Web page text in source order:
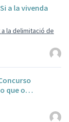
a la vivenda
la delimitació de
que o…